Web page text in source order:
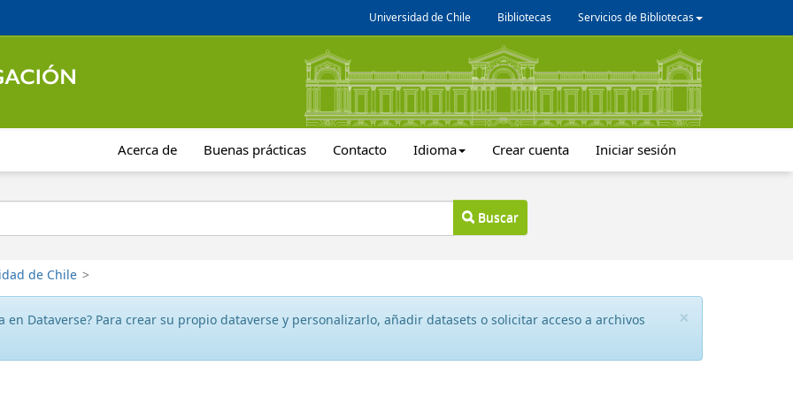
Universidad de Chile Bibliotecas Servicios de Bibliotecas
Acerca de Buenas prácticas Contacto Idioma Crear cuenta Iniciar sesión
Buscar
de Chile >
×
en Dataverse? Para crear su propio dataverse y personalizarlo, añadir datasets o solicitar acceso a archivos